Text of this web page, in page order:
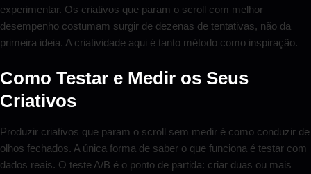
experimentar. Os criativos que param o scroll com melhor
desempenho costumam surgir de dezenas de tentativas, não da
primeira ideia. A criatividade aqui é tanto método como inspiração.
Como Testar e Medir os Seus
Criativos
Produzir criativos que param o scroll sem medir é como conduzir de
olhos fechados. A única forma de saber o que funciona é testar com
dados reais. O teste A/B é o ponto de partida: criar duas ou mais